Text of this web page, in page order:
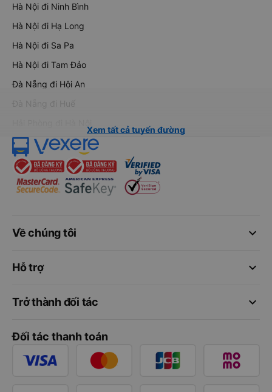
Hà Nội đi Ninh Bình
Hà Nội đi Hạ Long
Hà Nội đi Sa Pa
Hà Nội đi Tam Đảo
Đà Nẵng đi Hội An
Đà Nẵng đi Huế
Xem tất cả tuyến đường
keyboard_arrow_down
Về chúng tôi
keyboard_arrow_down
Hỗ trợ
keyboard_arrow_down
Trở thành đối tác
Đối tác thanh toán